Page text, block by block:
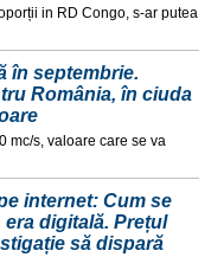
in RD Congo, s-ar putea
în septembrie.
România, în ciuda
mc/s, valoare care se va
internet: Cum se
digitală. Prețul
să dispară